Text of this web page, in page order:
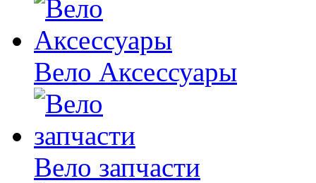
Вело Аксессуары
Вело запчасти